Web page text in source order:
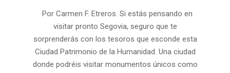
Por Carmen F. Etreros. Si estás pensando en
visitar pronto Segovia, seguro que te
sorprenderás con los tesoros que esconde esta
Ciudad Patrimonio de la Humanidad. Una ciudad
donde podréis visitar monumentos únicos como